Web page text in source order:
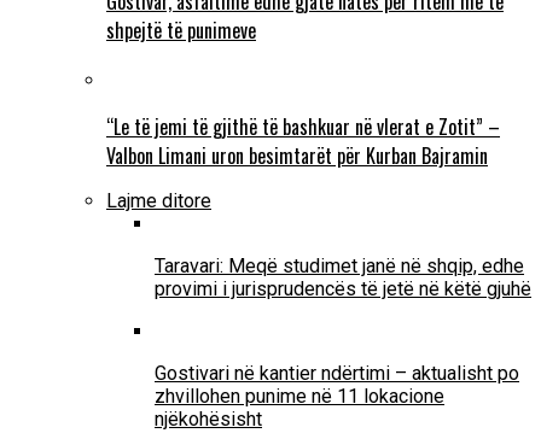
shpejtë të punimeve
“Le të jemi të gjithë të bashkuar në vlerat e Zotit” –
Valbon Limani uron besimtarët për Kurban Bajramin
Lajme ditore
Taravari: Meqë studimet janë në shqip, edhe
provimi i jurisprudencës të jetë në këtë gjuhë
Gostivari në kantier ndërtimi – aktualisht po
zhvillohen punime në 11 lokacione
njëkohësisht